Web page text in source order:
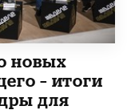
новых
– итоги
для